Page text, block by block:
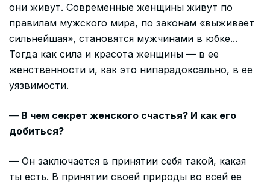
они живут. Современные женщины живут по
правилам мужского мира, по законам «выживает
сильнейшая», становятся мужчинами в юбке...
Тогда как сила и красота женщины — в ее
женственности и, как это нипарадоксально, в ее
уязвимости.
— В чем секрет женского счастья? И как его
добиться?
— Он заключается в принятии себя такой, какая
ты есть. В принятии своей природы во всей ее